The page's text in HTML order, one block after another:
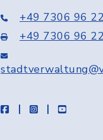
+49 7306 96
+49 7306 96
facebookinstagramyoutube